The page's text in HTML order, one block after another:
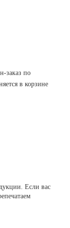
заказ по
в корзине
Если вас